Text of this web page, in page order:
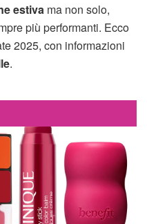
estiva ma non solo,
più performanti. Ecco
2025, con informazioni
.